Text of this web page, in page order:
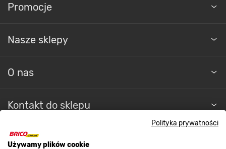
Polityka prywatności
Używamy plików cookie
Promocje
Nasze sklepy
O nas
Kontakt do sklepu
Strefa biznesu